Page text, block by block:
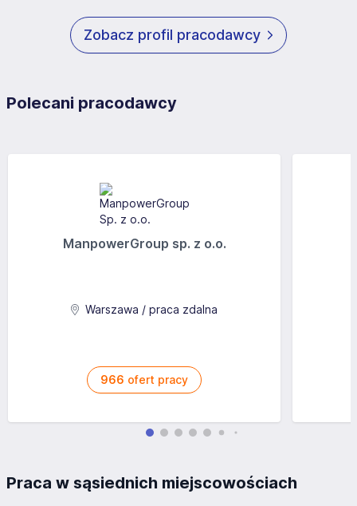
Zobacz profil pracodawcy
Polecani pracodawcy
ManpowerGroup sp. z o.o.
Warszawa / praca zdalna
966 ofert pracy
Praca w sąsiednich miejscowościach